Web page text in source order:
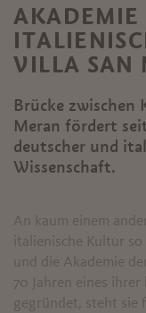
AKADEMIE
VILLA SAN
Brücke zwischen
Meran fördert
deutscher und
Wissenschaft.
An kaum einem
italienische Kultur
und die Akademie
70 Jahren eines
gegründet, steht sie